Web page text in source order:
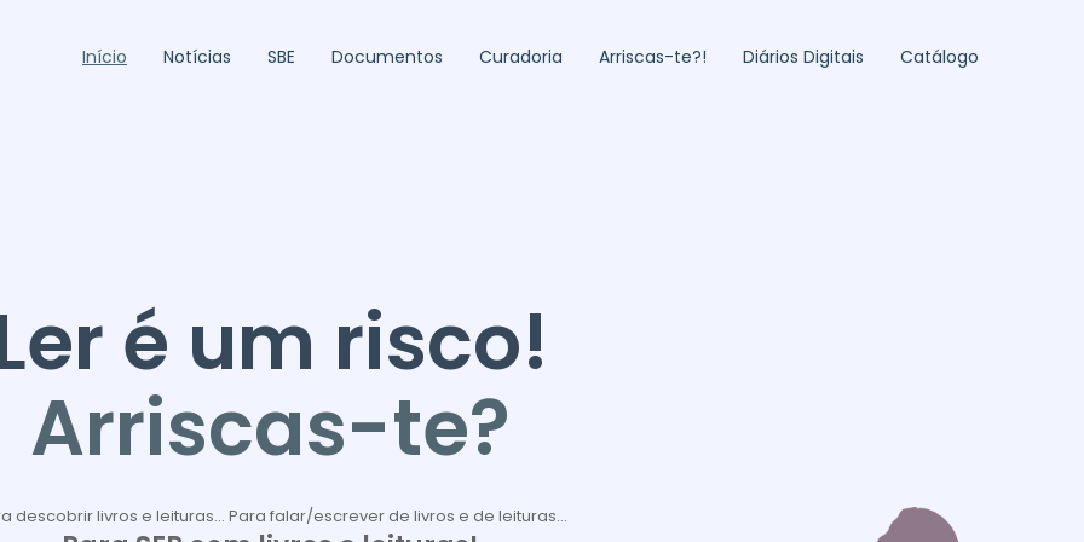
Início Notícias SBE Documentos Curadoria Arriscas-te?! Diários Digitais Catálogo
descobrir livros e leituras... Para falar/escrever de livros e de leituras...
é um risco!
Arriscas-te?